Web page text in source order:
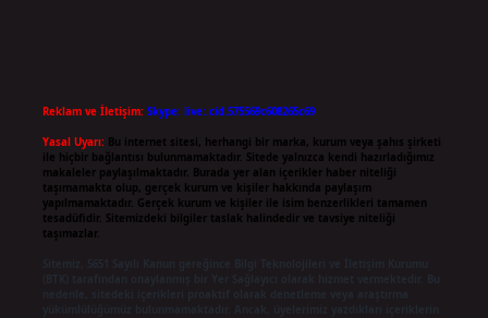
Reklam ve İletişim: Skype: live:.cid.575569c608265c69
Yasal Uyarı: Bu internet sitesi, herhangi bir marka, kurum veya şahıs şirketi
ile hiçbir bağlantısı bulunmamaktadır. Sitede yalnızca kendi hazırladığımız
makaleler paylaşılmaktadır. Burada yer alan içerikler haber niteliği
taşımamakta olup, gerçek kurum ve kişiler hakkında paylaşım
yapılmamaktadır. Gerçek kurum ve kişiler ile isim benzerlikleri tamamen
tesadüfidir. Sitemizdeki bilgiler taslak halindedir ve tavsiye niteliği
taşımazlar.
Sitemiz, 5651 Sayılı Kanun gereğince Bilgi Teknolojileri ve İletişim Kurumu
(BTK) tarafından onaylanmış bir Yer Sağlayıcı olarak hizmet vermektedir. Bu
nedenle, sitedeki içerikleri proaktif olarak denetleme veya araştırma
yükümlülüğümüz bulunmamaktadır. Ancak, üyelerimiz yazdıkları içeriklerin